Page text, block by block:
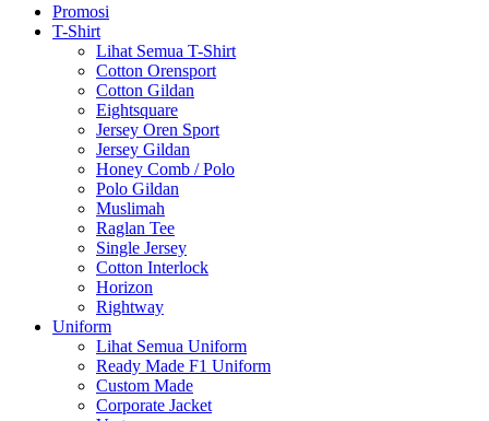
Promosi
T-Shirt
Lihat Semua T-Shirt
Cotton Orensport
Cotton Gildan
Eightsquare
Jersey Oren Sport
Jersey Gildan
Honey Comb / Polo
Polo Gildan
Muslimah
Raglan Tee
Single Jersey
Cotton Interlock
Horizon
Rightway
Uniform
Lihat Semua Uniform
Ready Made F1 Uniform
Custom Made
Corporate Jacket